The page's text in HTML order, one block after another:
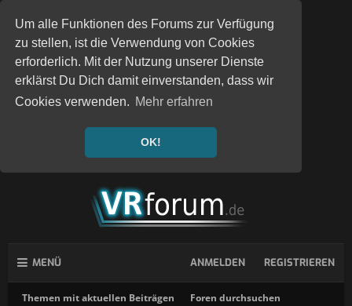
Um alle Funktionen des Forums zur Verfügung
zu stellen, ist die Verwendung von Cookies
erforderlich. Mit der Nutzung unserer Dienste
erklärst Du Dich damit einverstanden, dass wir
Cookies verwenden. Mehr erfahren
OK!
MENÜ
Themen mit aktuellen Beiträgen Foren durchsuchen
ANMELDEN REGISTRIEREN